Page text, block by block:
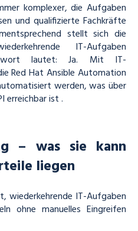
komplexer, die Aufgaben
und qualifizierte Fachkräfte
stellt sich die
IT-Aufgaben
lautet: Ja. Mit IT-
Red Hat Ansible Automation
werden, was über
erreichbar ist.
– was sie kann
liegen
wiederkehrende IT-Aufgaben
ohne manuelles Eingreifen